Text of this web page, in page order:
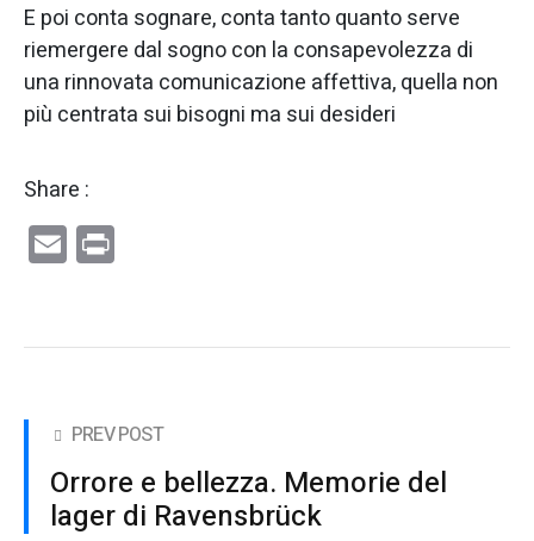
E poi conta sognare, conta tanto quanto serve
riemergere dal sogno con la consapevolezza di
una rinnovata comunicazione affettiva, quella non
più centrata sui bisogni ma sui desideri
Share :
Email
PREV POST
Orrore e bellezza. Memorie del
lager di Ravensbrück